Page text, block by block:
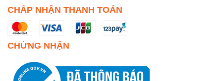
CHẤP NHẬN THANH TOÁN
CHỨNG NHẬN